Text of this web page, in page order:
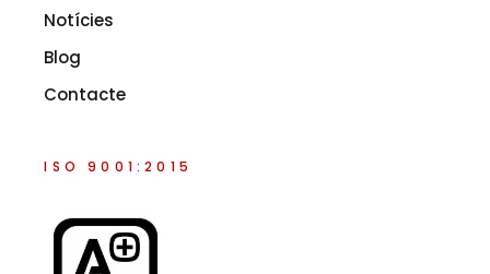
Notícies
Blog
Contacte
ISO 9001:2015